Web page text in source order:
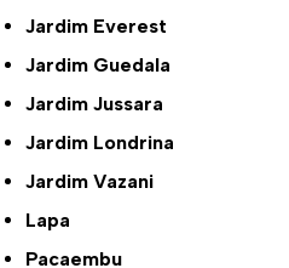
Jardim Everest
Jardim Guedala
Jardim Jussara
Jardim Londrina
Jardim Vazani
Lapa
Pacaembu